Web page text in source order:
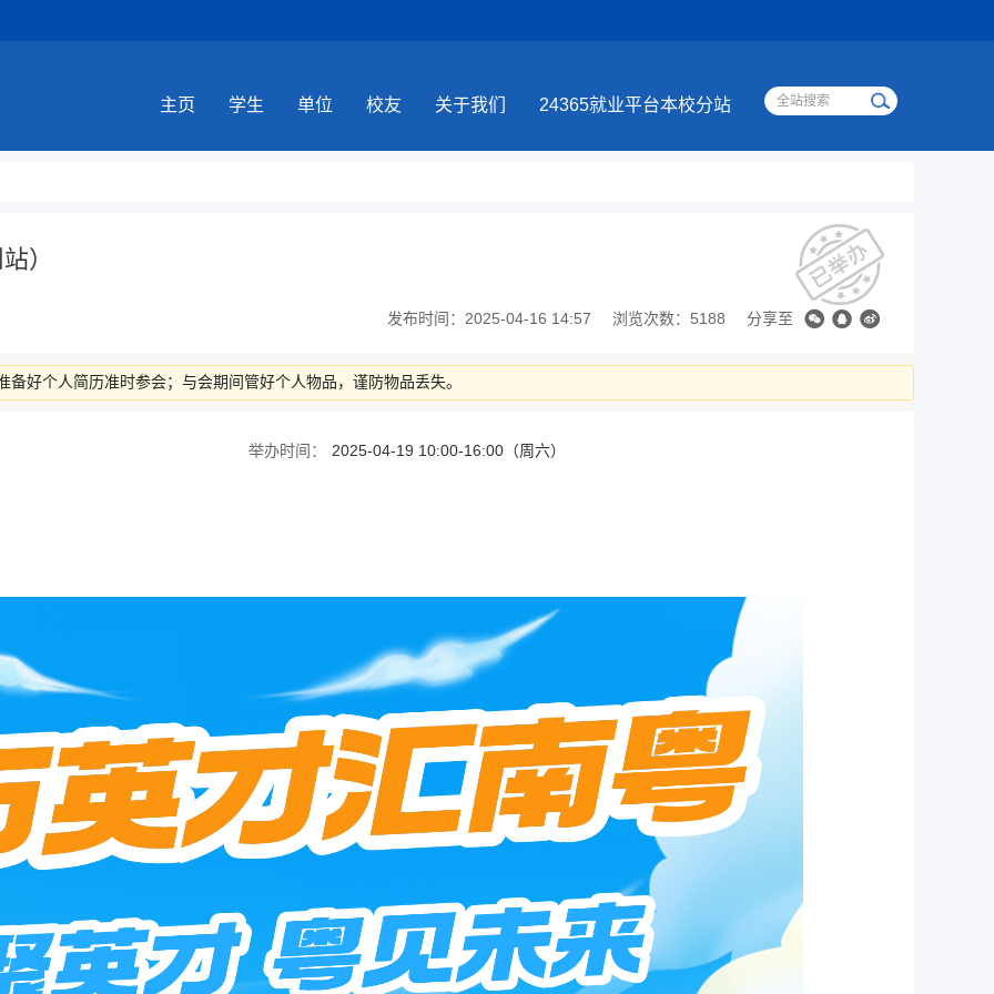
主页 学生 单位 校友 关于我们 24365就业平台本校分站
）
发布时间：2025-04-16 14:57 浏览次数：5188 分享至
好个人简历准时参会；与会期间管好个人物品，谨防物品丢失。
举办时间： 2025-04-19 10:00-16:00（周六）